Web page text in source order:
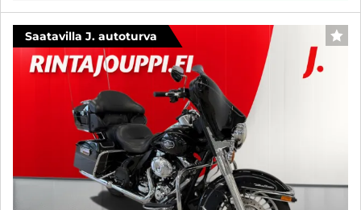
Saatavilla J. autoturva